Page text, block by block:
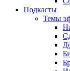
Подкасты
Темы